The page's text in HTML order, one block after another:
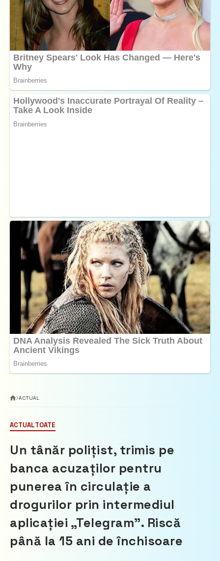
ACTUAL
ACTUALTOATE
Un tânăr polițist, trimis pe
banca acuzaților pentru
punerea în circulație a
drogurilor prin intermediul
aplicației „Telegram”. Riscă
până la 15 ani de închisoare